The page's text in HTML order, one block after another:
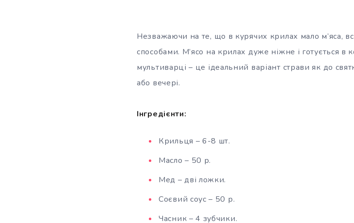
Незважаючи на те, що в курячих крилах мало м’яса,
способами. М’ясо на крилах дуже ніжне і готується в
мультиварці – це ідеальний варіант страви як до
або вечері.
Інгредієнти:
Крильця – 6-8 шт.
Масло – 50 р.
Мед – дві ложки.
Соєвий соус – 50 р.
Часник – 4 зубчики.